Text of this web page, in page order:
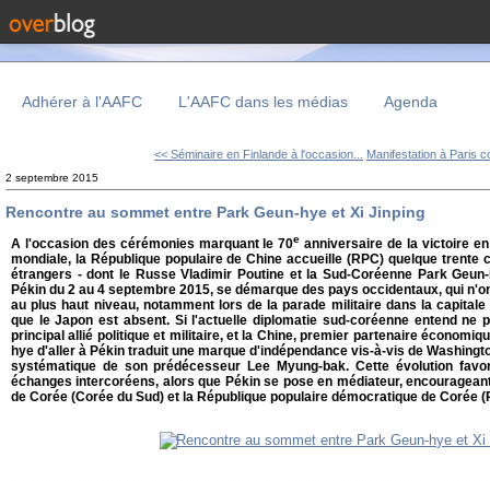
Adhérer à l'AAFC L'AAFC dans les médias Agenda
<< Séminaire en Finlande à l'occasion... Manifestation à Paris
2 septembre 2015
Rencontre au sommet entre Park Geun-hye et Xi Jinping
A l'occasion des cérémonies marquant le 70e anniversaire de la victoire
mondiale, la République populaire de Chine accueille (RPC) quelque trente
étrangers - dont le Russe Vladimir Poutine et la Sud-Coréenne Park
Pékin du 2 au 4 septembre 2015, se démarque des pays occidentaux, qui
au plus haut niveau, notamment lors de la parade militaire dans la
que le Japon est absent. Si l'actuelle diplomatie sud-coréenne entend ne
principal allié politique et militaire, et la Chine, premier partenaire
hye d'aller à Pékin traduit une marque d'indépendance vis-à-vis de
systématique de son prédécesseur Lee Myung-bak. Cette évolution
échanges intercoréens, alors que Pékin se pose en médiateur,
de Corée (Corée du Sud) et la République populaire démocratique de Corée